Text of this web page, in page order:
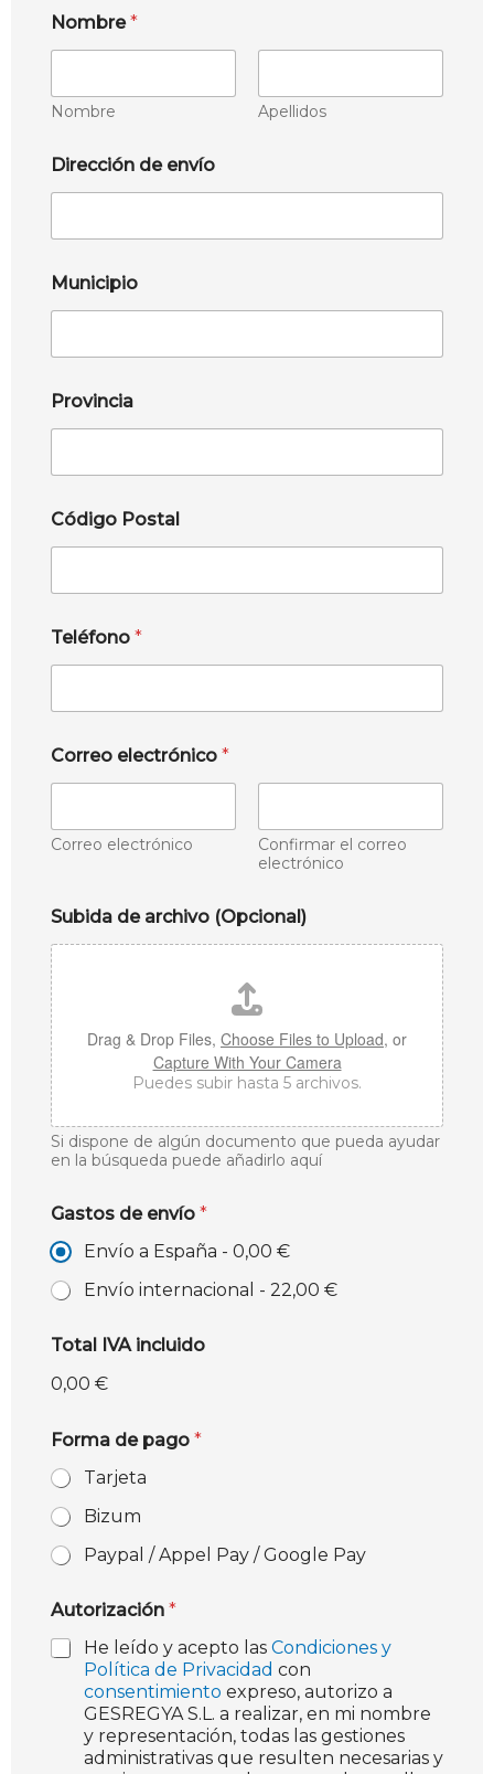
Nombre*
Nombre Apellidos
Dirección de envío
Municipio
Provincia
Código Postal
Teléfono *
Correo electrónico *
Correo electrónico
Confirmar el correo
electrónico
Subida de archivo (Opcional)
Drag & Drop Files, Choose Files to Upload, or
Capture With Your Camera
Puedes subir hasta 5 archivos.
Si dispone de algún documento que pueda ayudar
en la búsqueda puede añadirlo aquí
Gastos de envío *
Envío a España - 0,00 €
Envío internacional - 22,00 €
Total IVA incluido
0,00 €
Forma de pago *
Tarjeta
Bizum
Paypal / Appel Pay / Google Pay
Autorización *
He leído y acepto las Condiciones y
Política de Privacidad con
consentimiento expreso, autorizo a
GESREGYA S.L. a realizar, en mi nombre
y representación, todas las gestiones
administrativas que resulten necesarias y